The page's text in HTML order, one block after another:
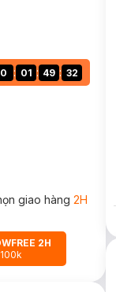
0 : 01 : 49 : 31
giao hàng 2H
2H